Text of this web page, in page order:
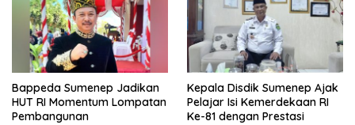
Bappeda Sumenep Jadikan
HUT RI Momentum Lompatan
Pembangunan
Kepala Disdik Sumenep Ajak
Pelajar Isi Kemerdekaan RI
Ke-81 dengan Prestasi